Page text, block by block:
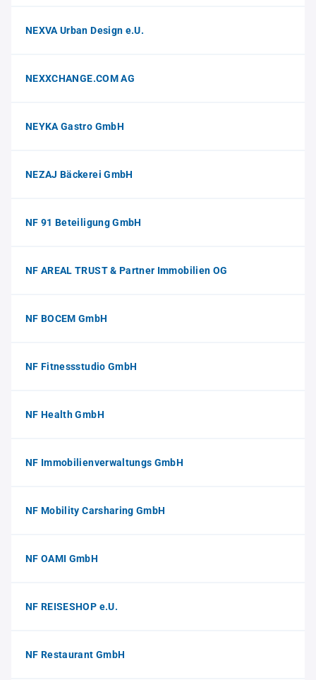
NEXVA Urban Design e.U.
NEXXCHANGE.COM AG
NEYKA Gastro GmbH
NEZAJ Bäckerei GmbH
NF 91 Beteiligung GmbH
NF AREAL TRUST & Partner Immobilien OG
NF BOCEM GmbH
NF Fitnessstudio GmbH
NF Health GmbH
NF Immobilienverwaltungs GmbH
NF Mobility Carsharing GmbH
NF OAMI GmbH
NF REISESHOP e.U.
NF Restaurant GmbH